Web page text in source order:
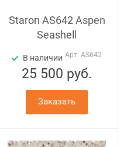
Staron AS642 Aspen
Seashell
В наличии Арт. AS642
25 500 руб.
Заказать